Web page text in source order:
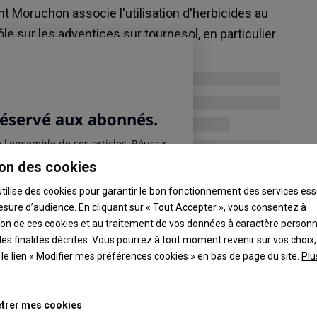
Moruchon associe l'utilisation d'herbicides au
sur les adventices sur tournesol, en particulier
numéro 1.
Maïs
246.5 €/t
Graines de soja
11.6 $/boiss.
des cookies
des cookies pour garantir le bon fonctionnement des services
d’audience. En cliquant sur « Tout Accepter », vous consentez à
de ces cookies et au traitement de vos données à caractère
finalités décrites. Vous pourrez à tout moment revenir sur vos
lien « Modifier mes préférences cookies » en bas de page du site.
mes cookies